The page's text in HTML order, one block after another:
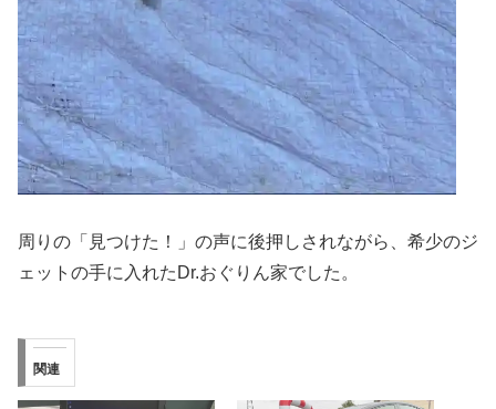
周りの「見つけた！」の声に後押しされながら、希少のジ
ェットの手に入れたDr.おぐりん家でした。
関連